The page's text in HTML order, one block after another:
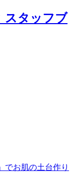
スタッフブ
お肌の土台作り